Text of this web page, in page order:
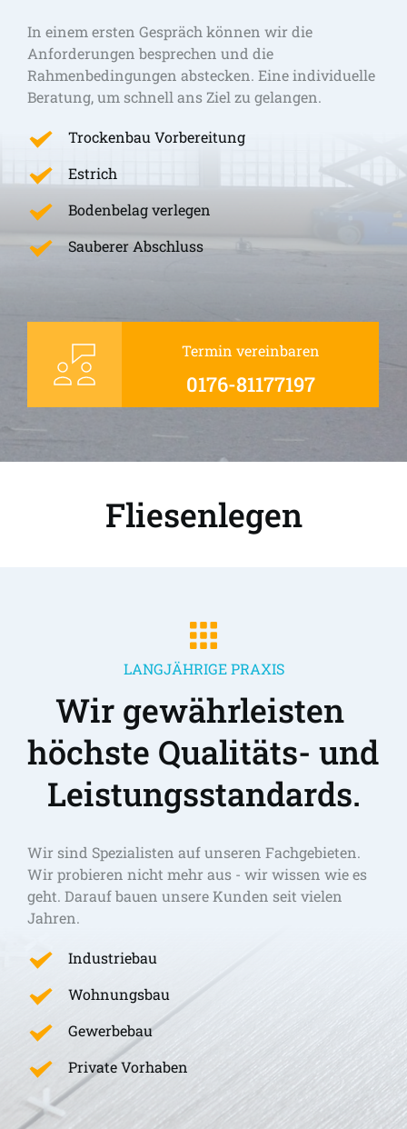
In einem ersten Gespräch können wir die
Anforderungen besprechen und die
Rahmenbedingungen abstecken. Eine individuelle
Beratung, um schnell ans Ziel zu gelangen.
Trockenbau Vorbereitung
Estrich
Bodenbelag verlegen
Sauberer Abschluss
Termin vereinbaren
0176-81177197
Fliesenlegen
LANGJÄHRIGE PRAXIS
Wir gewährleisten
höchste Qualitäts- und
Leistungsstandards.
Wir sind Spezialisten auf unseren Fachgebieten.
Wir probieren nicht mehr aus - wir wissen wie es
geht. Darauf bauen unsere Kunden seit vielen
Jahren.
Industriebau
Wohnungsbau
Gewerbebau
Private Vorhaben